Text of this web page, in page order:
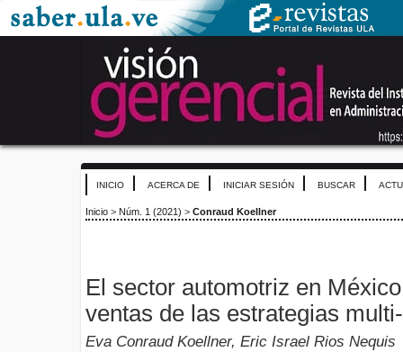
INICIO ACERCA DE INICIAR SESIÓN BUSCAR
Inicio > Núm. 1 (2021) > Conraud Koellner
El sector automotriz en
ventas de las estrategias
Eva Conraud Koellner, Eric Israel Rios Nequis